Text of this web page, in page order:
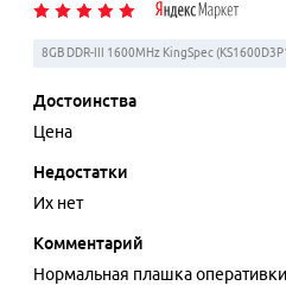
8GB DDR-III 1600MHz KingSpec
Достоинства
Цена
Недостатки
Их нет
Комментарий
Нормальная плашка